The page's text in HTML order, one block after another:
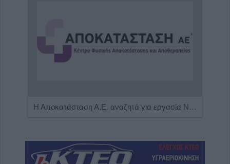
Η Αποκατάσταση Α.Ε. αναζητά για εργασία Νοσηλευτές και Βοηθούς Νοσηλευτές